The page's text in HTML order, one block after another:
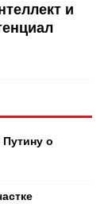
и
о